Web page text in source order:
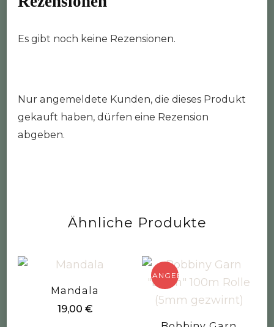
Es gibt noch keine Rezensionen.
Nur angemeldete Kunden, die dieses Produkt
gekauft haben, dürfen eine Rezension
abgeben.
Ähnliche Produkte
Mandala
19,00 €
ANGEBOT!